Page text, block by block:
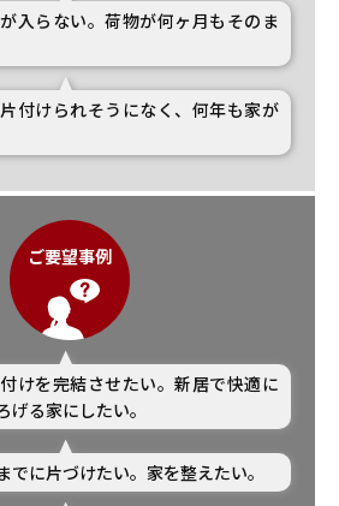
入らない。荷物が何ヶ月もそのま
付けられそうになく、何年も家が
ご要望事例
けを完結させたい。新居で快適に
る家にしたい。
でに片づけたい。家を整えたい。